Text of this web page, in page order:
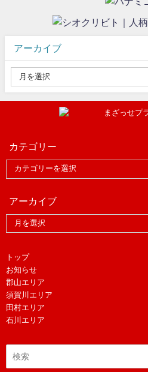
アーカイブ
カテゴリー
アーカイブ
トップ
お知らせ
郡山エリア
須賀川エリア
田村エリア
石川エリア